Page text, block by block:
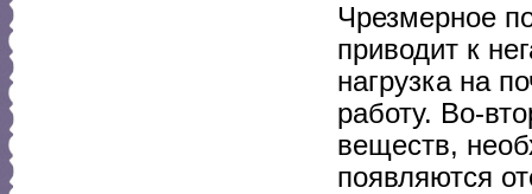
Чрезмерное
приводит к
нагрузка на
работу. Во-
веществ,
появляются